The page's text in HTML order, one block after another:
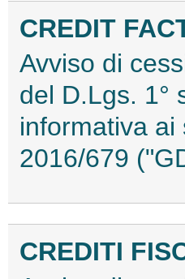
CREDIT
Avviso di
del D.Lgs. 1°
informativa
2016/679
CREDITI